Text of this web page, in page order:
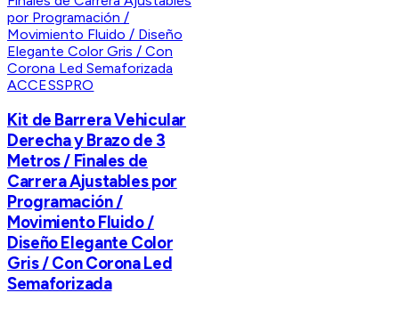
ACCESSPRO
Kit de Barrera Vehicular
Derecha y Brazo de 3
Metros / Finales de
Carrera Ajustables por
Programación /
Movimiento Fluido /
Diseño Elegante Color
Gris / Con Corona Led
Semaforizada